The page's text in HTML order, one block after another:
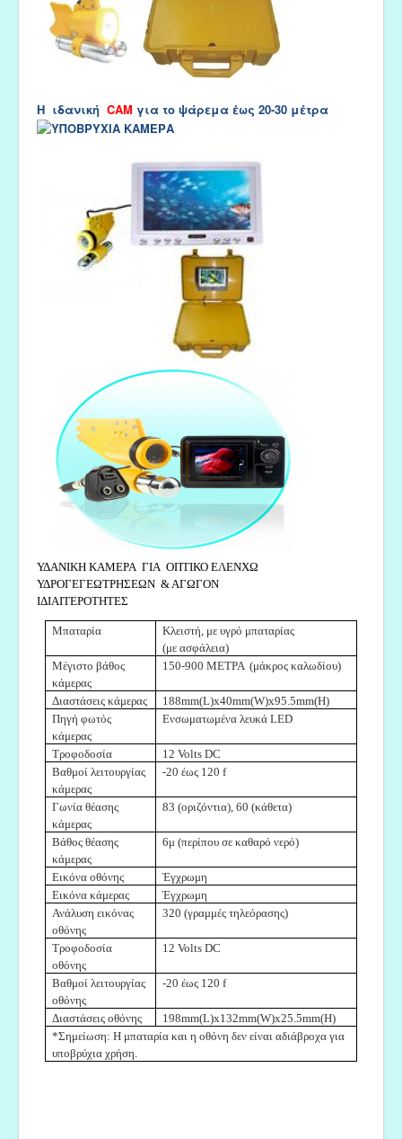
Η ιδανική CAM για το ψάρεμα έως 20-30 μέτρα
ΥΔΑΝΙΚΗ ΚΑΜΕΡΑ ΓΙΑ ΟΠΤΙΚΟ ΕΛΕΝΧΩ
ΥΔΡΟΓΕΓΕΩΤΡΗΣΕΩΝ & ΑΓΩΓΟΝ
ΙΔΙΑΙΤΕΡΟΤΗΤΕΣ
Μπαταρία
Κλειστή, με υγρό μπαταρίας
(με ασφάλεια)
Μέγιστο βάθος
κάμερας
150-900 ΜΕΤΡΑ (μάκρος καλωδίου)
Διαστάσεις κάμερας
188mm(L)x40mm(W)x95.5mm(H)
Πηγή φωτός
κάμερας
Ενσωματωμένα λευκά LED
Τροφοδοσία
12 Volts DC
Βαθμοί λειτουργίας
κάμερας
-20 έως 120 f
Γωνία θέασης
κάμερας
83 (οριζόντια), 60 (κάθετα)
Βάθος θέασης
κάμερας
6μ (περίπου σε καθαρό νερό)
Εικόνα οθόνης
Έγχρωμη
Εικόνα κάμερας
Έγχρωμη
Ανάλυση εικόνας
οθόνης
320 (γραμμές τηλεόρασης)
Τροφοδοσία
οθόνης
12 Volts DC
Βαθμοί λειτουργίας
οθόνης
-20 έως 120 f
Διαστάσεις οθόνης
198mm(L)x132mm(W)x25.5mm(H)
*Σημείωση: Η μπαταρία και η οθόνη δεν είναι αδιάβροχα για
υποβρύχια χρήση.